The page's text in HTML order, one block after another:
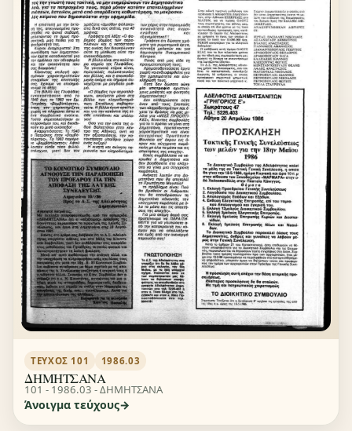
ΤΕΎΧΟΣ 101 1986.03
ΔΗΜΗΤΣΑΝΑ
101 - 1986.03 - ΔΗΜΗΤΣΑΝΑ
Άνοιγμα τεύχους